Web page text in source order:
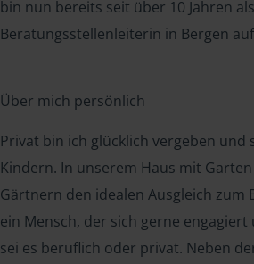
bin nun bereits seit über 10 Jahren
Beratungsstellenleiterin in Bergen
Über mich persönlich
Privat bin ich glücklich vergeben
Kindern. In unserem Haus mit
Gärtnern den idealen Ausgleich zum
ein Mensch, der sich gerne
sei es beruflich oder privat. Neben